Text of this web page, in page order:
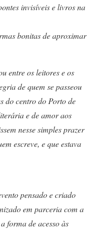
invisíveis e livros na
bonitas de aproximar
entre os leitores e os
de quem se passeou
do centro do Porto de
e de amor aos
nesse simples prazer
escreve, e que estava
pensado e criado
em parceria com a
forma de acesso às